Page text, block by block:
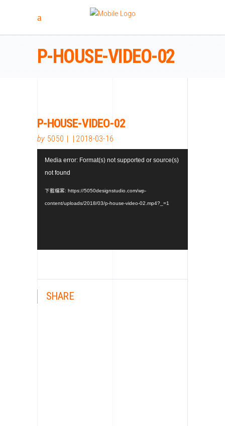
P-HOUSE-VIDEO-02
P-HOUSE-VIDEO-02
by 5050 2018-03-16
Media error: Format(s) not supported or source(s)
not found
下載檔案: https://5050designstudio.com/wp-
content/uploads/2018/03/p-house-video-02.mp4?_=1
SHARE